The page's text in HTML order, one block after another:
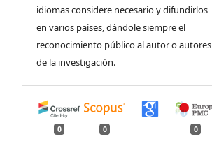
idiomas considere necesario y difundirlos
en varios países, dándole siempre el
reconocimiento público al autor o autores
de la investigación.
0 0 0